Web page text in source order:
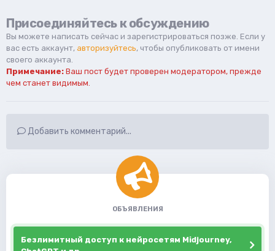
Присоединяйтесь к обсуждению
Вы можете написать сейчас и зарегистрироваться позже. Если у
вас есть аккаунт, авторизуйтесь, чтобы опубликовать от имени
своего аккаунта.
Примечание: Ваш пост будет проверен модератором, прежде
чем станет видимым.
Добавить комментарий...
ОБЪЯВЛЕНИЯ
Безлимитный доступ к нейросетям Midjourney,